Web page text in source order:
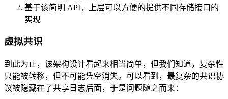
基于该简明 API，上层可以方便的提供不同存储接口的
实现
虚拟共识
到此为止，该架构设计看起来相当简单，但我们知道，复杂性
只能被转移，但不可能凭空消失。可以看到，最复杂的共识协
议被隐藏在了共享日志后面，于是问题随之而来：